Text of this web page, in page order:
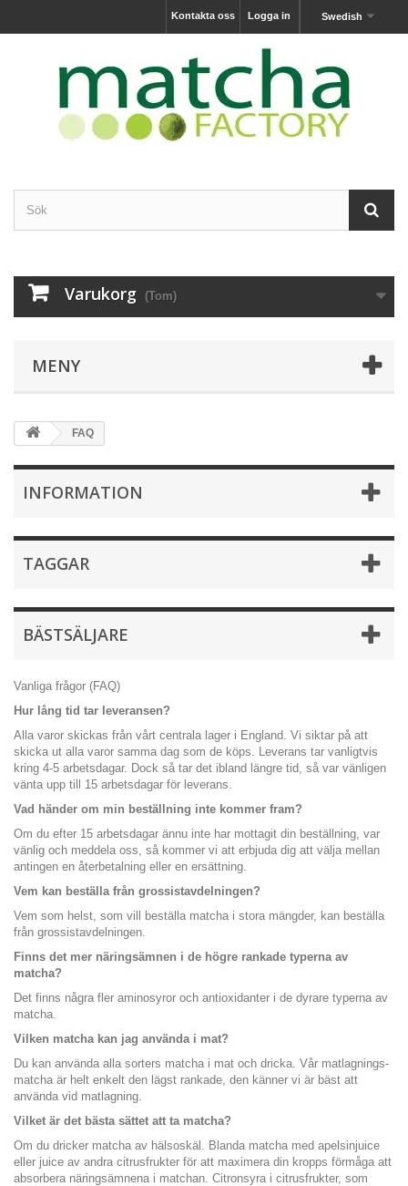
Swedish
Logga in
Kontakta oss
Varukorg (Tom)
MENY
FAQ
INFORMATION
TAGGAR
BÄSTSÄLJARE
Vanliga frågor (FAQ)
Hur lång tid tar leveransen?
Alla varor skickas från vårt centrala lager i England. Vi siktar på att
skicka ut alla varor samma dag som de köps. Leverans tar vanligtvis
kring 4-5 arbetsdagar. Dock så tar det ibland längre tid, så var vänligen
vänta upp till 15 arbetsdagar för leverans.
Vad händer om min beställning inte kommer fram?
Om du efter 15 arbetsdagar ännu inte har mottagit din beställning, var
vänlig och meddela oss, så kommer vi att erbjuda dig att välja mellan
antingen en återbetalning eller en ersättning.
Vem kan beställa från grossistavdelningen?
Vem som helst, som vill beställa matcha i stora mängder, kan beställa
från grossistavdelningen.
Finns det mer näringsämnen i de högre rankade typerna av
matcha?
Det finns några fler aminosyror och antioxidanter i de dyrare typerna av
matcha.
Vilken matcha kan jag använda i mat?
Du kan använda alla sorters matcha i mat och dricka. Vår matlagnings-
matcha är helt enkelt den lägst rankade, den känner vi är bäst att
använda vid matlagning.
Vilket är det bästa sättet att ta matcha?
Om du dricker matcha av hälsoskäl. Blanda matcha med apelsinjuice
eller juice av andra citrusfrukter för att maximera din kropps förmåga att
absorbera näringsämnena i matchan. Citronsyra i citrusfrukter, som